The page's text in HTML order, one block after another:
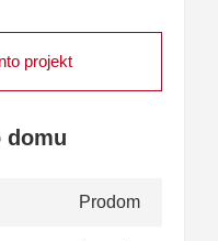
projekt
domu
Prodom